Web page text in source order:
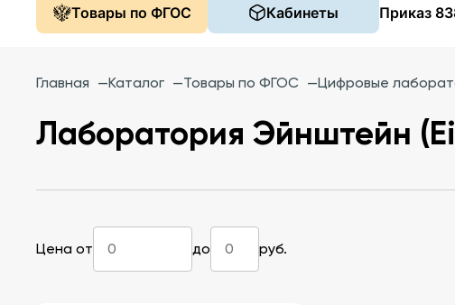
Товары по ФГОС Кабинеты Приказ
Главная —Каталог —Товары по ФГОС —Цифровые
Лаборатория Эйнштейн
Цена от до руб.